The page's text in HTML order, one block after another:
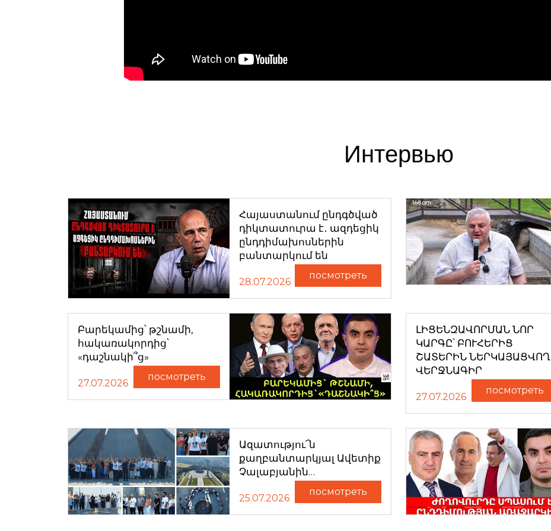
Интервью
Հայաստանում ընդգծված
դիկտատուրա է․ ազդեցիկ
ընդդիմախոսներին
բանտարկում են
28.07.2026
посмотреть
Բարեկամից՝ թշնամի,
հակառակորդից՝
«դաշնակի՞ց»
27.07.2026
посмотреть
ԼԻՑԵՆԶԱՎՈՐՄԱՆ ՆՈՐ
ԿԱՐԳԸ՝ ԲՈՒՀԵՐԻՑ
ՇԱՏԵՐԻՆ ՆԵՐԿԱՅԱՑՎՈՂ
ՎԵՐՋՆԱԳԻՐ
27.07.2026
посмотреть
Ազատությու՜ն
քաղբանտարկյալ Ավետիք
Չալաբյանին…
25.07.2026
посмотреть